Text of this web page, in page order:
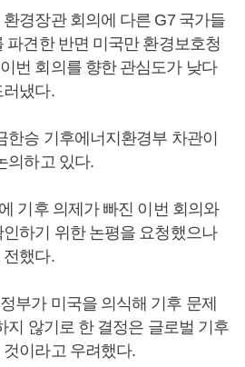
경장관 회의에 다른 G7 국가들
파견한 반면 미국만 환경보호청
번 회의를 향한 관심도가 낮다
러냈다.
한승 기후에너지환경부 차관이
의하고 있다.
기후 의제가 빠진 이번 회의와
하기 위한 논평을 요청했으나
전했다.
부가 미국을 의식해 기후 문제
지 않기로 한 결정은 글로벌 기후
이라고 우려했다.